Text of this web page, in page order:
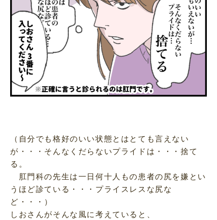
（自分でも格好のいい状態とはとても言えない
が・・・そんなくだらないプライドは・・・捨て
る。
肛門科の先生は一日何十人もの患者の尻を嫌とい
うほど診ている・・・プライスレスな尻な
ど・・・）
しおさんがそんな風に考えていると、